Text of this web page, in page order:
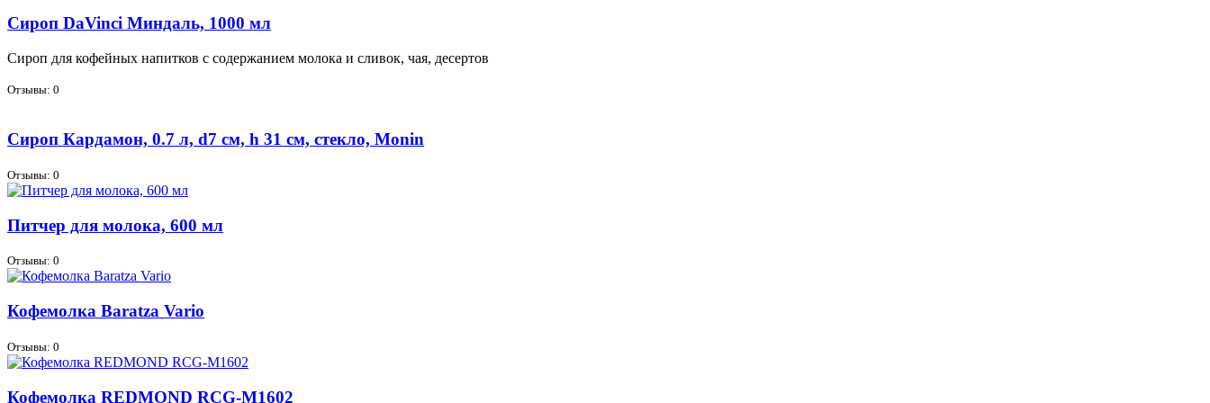
Сироп DaVinci Миндаль, 1000 мл
Си­роп для ко­фей­ных на­пит­ков с со­дер­жа­ни­ем мо­ло­ка и сли­вок, чая, де­сер­тов
Отзывы: 0
Сироп Кардамон, 0.7 л, d7 см, h 31 см, стекло, Monin
Отзывы: 0
Питчер для молока, 600 мл
Отзывы: 0
Кофемолка Baratza Vario
Отзывы: 0
Кофемолка REDMOND RCG-M1602